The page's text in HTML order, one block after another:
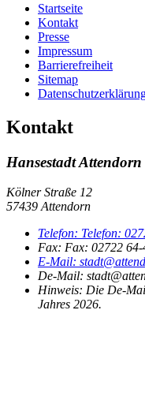
Startseite
Kontakt
Presse
Impressum
Barrierefreiheit
Sitemap
Kontakt
Hansestadt Attendorn
Kölner Straße 12
57439 Attendorn
Telefon: Telefon:
Fax: Fax: 02722 64-
E-Mail:
De-Mail:
Hinweis: Die De-
Jahres 2026.